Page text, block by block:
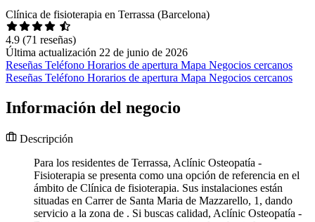
Clínica de fisioterapia en Terrassa (Barcelona)
4.9 (71 reseñas)
Última actualización 22 de junio de 2026
Reseñas Teléfono Horarios de apertura Mapa Negocios cercanos
Reseñas Teléfono Horarios de apertura Mapa Negocios cercanos
Información del negocio
Descripción
Para los residentes de Terrassa, Aclínic Osteopatía -
Fisioterapia se presenta como una opción de referencia en el
ámbito de Clínica de fisioterapia. Sus instalaciones están
situadas en Carrer de Santa Maria de Mazzarello, 1, dando
servicio a la zona de . Si buscas calidad, Aclínic Osteopatía -